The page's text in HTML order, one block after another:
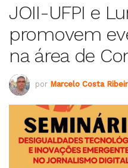
JOII-UFPI e
promovem
na área de
por Marcelo Costa